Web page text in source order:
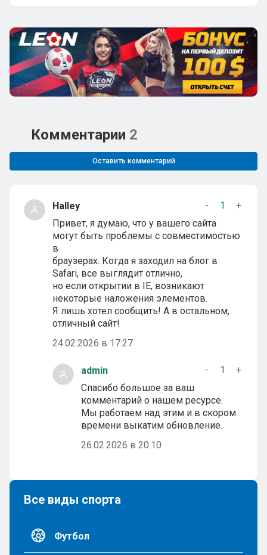
Комментарии 2
Оставить комментарий
Halley - 1
+
Привет, я думаю, что у вашего сайта
могут быть проблемы с совместимостью
в
браузерах. Когда я заходил на блог в
Safari, все выглядит отлично,
но если открытии в IE, возникают
некоторые наложения элементов.
Я лишь хотел сообщить! А в остальном,
отличный сайт!
24.02.2026 в 17:27
admin - 1
+
Спасибо большое за ваш
комментарий о нашем ресурсе.
Мы работаем над этим и в скором
времени выкатим обновление.
26.02.2026 в 20:10
Все виды спорта
Футбол